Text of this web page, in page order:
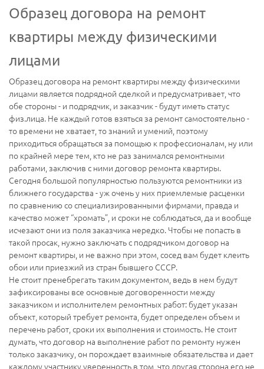
Образец договора на ремонт
квартиры между физическими
лицами
Образец договора на ремонт квартиры между физическими
лицами является подрядной сделкой и предусматривает, что
обе стороны - и подрядчик, и заказчик - будут иметь статус
физ.лица. Не каждый готов взяться за ремонт самостоятельно -
то времени не хватает, то знаний и умений, поэтому
приходиться обращаться за помощью к профессионалам, ну или
по крайней мере тем, кто не раз занимался ремонтными
работами, заключив с ними договор ремонта квартиры.
Сегодня большой популярностью пользуются ремонтники из
ближнего государства - уж очень у них приемлемые расценки
по сравнению со специализированными фирмами, правда и
качество может “хромать”, и сроки не соблюдаться, да и вообще
исчезают они из поля заказчика нередко. Чтобы не попасть в
такой просак, нужно заключать с подрядчиком договор на
ремонт квартиры, и не важно при этом, сосед вам будет клеить
обои или приезжий из стран бывшего СССР.
Не стоит пренебрегать таким документом, ведь в нем будут
зафиксированы все основные договоренности между
заказчиком и исполнителем ремонтных работ: будет указан
объект, который требует ремонта, будет определен объем и
перечень работ, сроки их выполнения и стоимость. Не стоит
думать, что договор на выполнение работ по ремонту нужен
только заказчику, он порождает взаимные обязательства и дает
каждому участнику уверенность в том, что другая сторона его не